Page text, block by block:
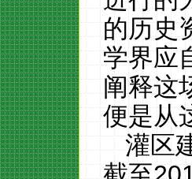
的历史
学界应
阐释这
便是从
灌区